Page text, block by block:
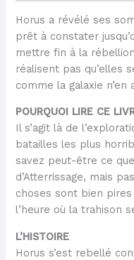
Horus a révélé ses
prêt à constater
mettre fin à la
réalisent pas qu’elles
comme la galaxie n’en
POURQUOI LIRE CE
Il s’agit là de
batailles les plus
savez peut-être ce
d’Atterrissage, mais
choses sont bien
l’heure où la trahison
L’HISTOIRE
Horus s’est rebellé